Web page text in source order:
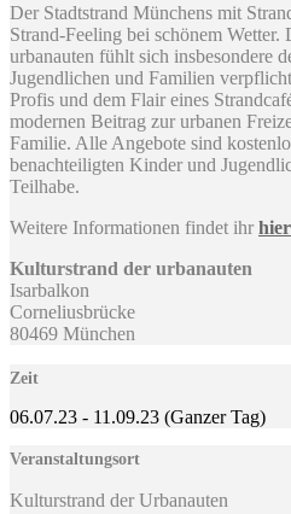
Der Stadtstrand Münchens mit
Strand-Feeling bei schönem
urbanauten fühlt sich insbesondere
Jugendlichen und Familien
Profis und dem Flair eines
modernen Beitrag zur urbanen
Familie. Alle Angebote sind
benachteiligten Kinder und
Teilhabe.
Weitere Informationen findet ihr hier
Kulturstrand der urbanauten
Isarbalkon
Corneliusbrücke
80469 München
Zeit
06.07.23 - 11.09.23 (Ganzer Tag)
Veranstaltungsort
Kulturstrand der Urbanauten